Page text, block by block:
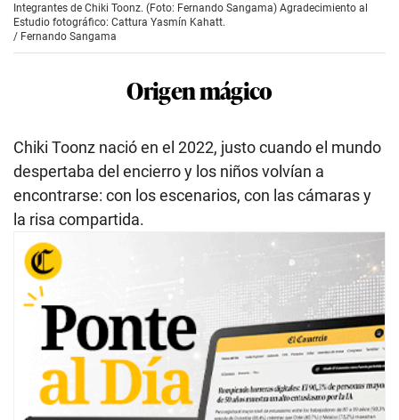
Integrantes de Chiki Toonz. (Foto: Fernando Sangama) Agradecimiento al
Estudio fotográfico: Cattura Yasmín Kahatt.
/ Fernando Sangama
Origen mágico
Chiki Toonz nació en el 2022, justo cuando el mundo
despertaba del encierro y los niños volvían a
encontrarse: con los escenarios, con las cámaras y
la risa compartida.